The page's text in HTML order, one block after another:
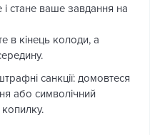
стане ваше завдання на
в кінець колоди, а
санкції: домовтеся
або символічний